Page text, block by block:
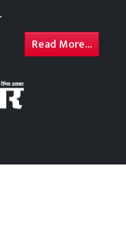
Read More...